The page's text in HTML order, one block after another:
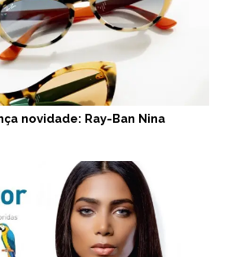
novidade: Ray-Ban Nina